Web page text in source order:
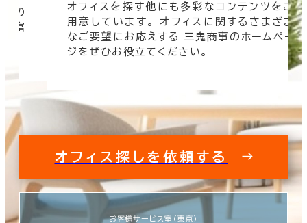
の
豊富
オフィスを探す他にも多彩なコンテンツをご
用意しています。 オフィスに関するさまざま
なご要望にお応えする 三鬼商事のホームペー
ジをぜひお役立てください。
オフィス探しを依頼する
お客様サービス室（東京）